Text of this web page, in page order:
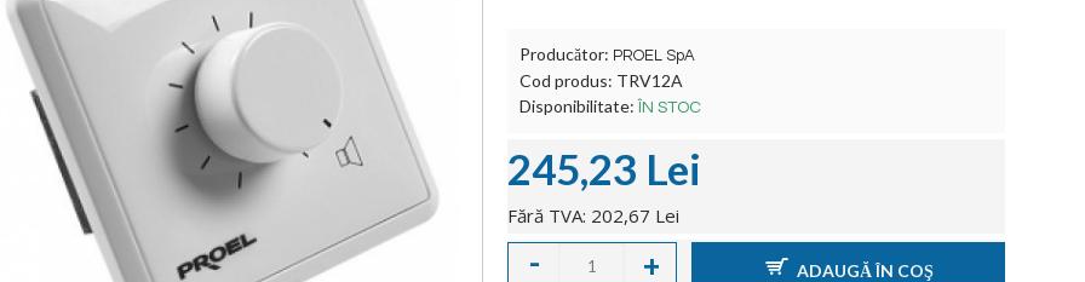
Producător: PROEL SpA
Cod produs: TRV12A
Disponibilitate: ÎN STOC
245,23 Lei
Fără TVA: 202,67 Lei
- + ADAUGĂ ÎN COŞ